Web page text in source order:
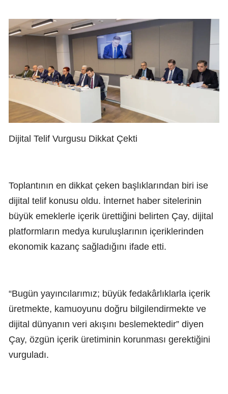
Dijital Telif Vurgusu Dikkat Çekti
Toplantının en dikkat çeken başlıklarından biri ise
dijital telif konusu oldu. İnternet haber sitelerinin
büyük emeklerle içerik ürettiğini belirten Çay, dijital
platformların medya kuruluşlarının içeriklerinden
ekonomik kazanç sağladığını ifade etti.
“Bugün yayıncılarımız; büyük fedakârlıklarla içerik
üretmekte, kamuoyunu doğru bilgilendirmekte ve
dijital dünyanın veri akışını beslemektedir” diyen
Çay, özgün içerik üretiminin korunması gerektiğini
vurguladı.